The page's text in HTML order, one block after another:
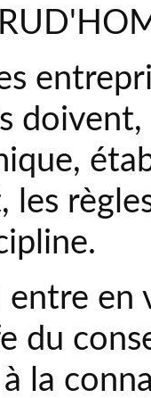
les
entre
du
la